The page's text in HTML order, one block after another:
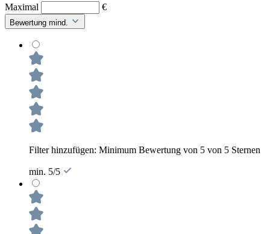
Maximal
€
Bewertung mind.
Filter hinzufügen: Minimum Bewertung von 5 von 5 Sternen
min. 5/5